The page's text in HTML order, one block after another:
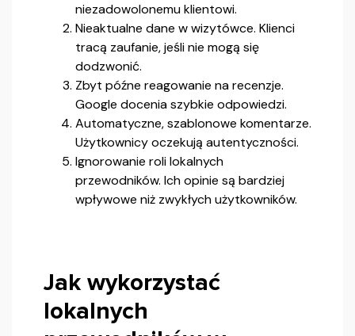
niezadowolonemu klientowi.
Nieaktualne dane w wizytówce. Klienci
tracą zaufanie, jeśli nie mogą się
dodzwonić.
Zbyt późne reagowanie na recenzje.
Google docenia szybkie odpowiedzi.
Automatyczne, szablonowe komentarze.
Użytkownicy oczekują autentyczności.
Ignorowanie roli lokalnych
przewodników. Ich opinie są bardziej
wpływowe niż zwykłych użytkowników.
Jak wykorzystać
lokalnych